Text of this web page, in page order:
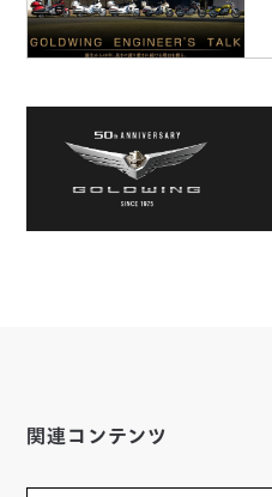
関連コンテンツ